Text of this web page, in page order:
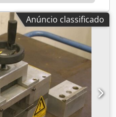
Anúncio classificado